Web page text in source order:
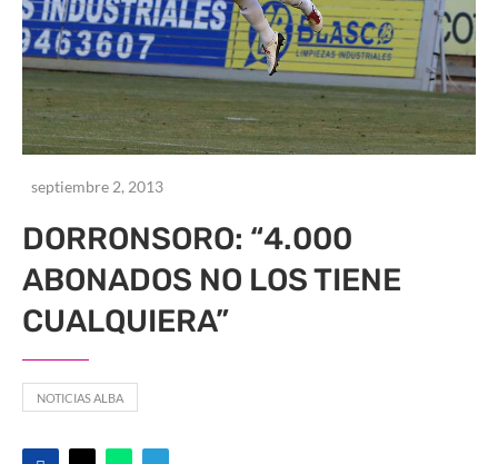
septiembre 2, 2013
DORRONSORO: “4.000
ABONADOS NO LOS TIENE
CUALQUIERA”
NOTICIAS ALBA